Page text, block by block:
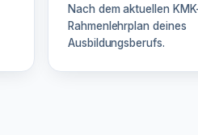
Nach dem aktuellen
Rahmenlehrplan deines
Ausbildungsberufs.